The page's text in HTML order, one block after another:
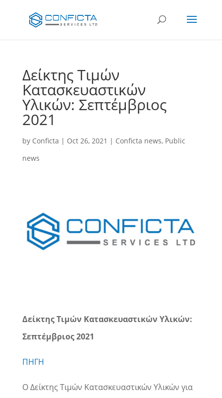
Δείκτης Τιμών
Κατασκευαστικών
Υλικών: Σεπτέμβριος
2021
by Conficta | Oct 26, 2021 | Conficta news, Public
news
Δείκτης Τιμών Κατασκευαστικών Υλικών:
Σεπτέμβριος 2021
ΠΗΓΗ
Ο Δείκτης Τιμών Κατασκευαστικών Υλικών για